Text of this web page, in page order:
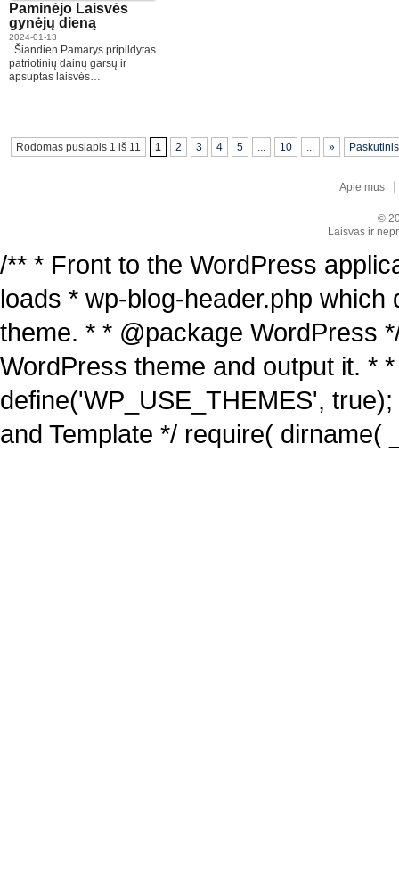
Paminėjo Laisvės
gynėjų dieną
2024-01-13
Šiandien Pamarys pripildytas
patriotinių dainų garsų ir
apsuptas laisvės…
Rodomas puslapis 1 iš 11 1 2 3 4 5 ... 10 ... »
Apie mus
©
Laisvas ir
/** * Front to the WordPress
loads * wp-blog-header.php
theme. * * @package WordPress
WordPress theme and output it. *
define('WP_USE_THEMES',
and Template */ require( dirname(